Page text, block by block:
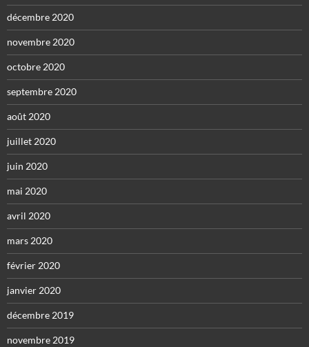
décembre 2020
novembre 2020
octobre 2020
septembre 2020
août 2020
juillet 2020
juin 2020
mai 2020
avril 2020
mars 2020
février 2020
janvier 2020
décembre 2019
novembre 2019